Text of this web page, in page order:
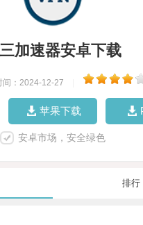
加速器安卓下载
间：2024-12-27
苹果下载
安卓市场，安全绿色
排行